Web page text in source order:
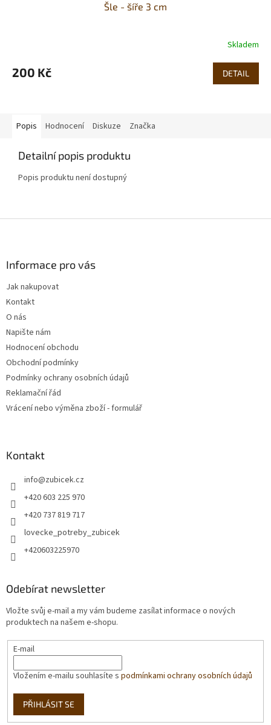
Šle - šíře 3 cm
Skladem
200 Kč DETAIL
Popis Hodnocení Diskuze Značka
Detailní popis produktu
Popis produktu není dostupný
Informace pro vás
Jak nakupovat
Kontakt
O nás
Napište nám
Hodnocení obchodu
Obchodní podmínky
Podmínky ochrany osobních údajů
Reklamační řád
Vrácení nebo výměna zboží - formulář
Kontakt
info@zubicek.cz
+420 603 225 970
+420 737 819 717
lovecke_potreby_zubicek
+420603225970
Odebírat newsletter
Vložte svůj e-mail a my vám budeme zasílat informace o nových
produktech na našem e-shopu.
E-mail
Vložením e-mailu souhlasíte s podmínkami ochrany osobních údajů
PŘIHLÁSIT SE